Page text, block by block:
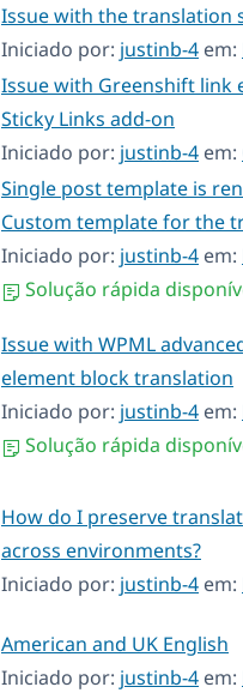
Issue with the translation
Iniciado por: justinb-4 em:
Issue with Greenshift link
Sticky Links add-on
Iniciado por: justinb-4 em:
Single post template is
Custom template for the
Iniciado por: justinb-4 em:
Solução rápida
Issue with WPML
element block translation
Iniciado por: justinb-4 em:
Solução rápida
How do I preserve
across environments?
Iniciado por: justinb-4 em:
American and UK English
Iniciado por: justinb-4 em: